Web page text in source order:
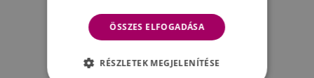
ÖSSZES ELFOGADÁSA
RÉSZLETEK MEGJELENÍTÉSE